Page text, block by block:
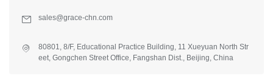
sales@grace-chn.com
80801, 8/F, Educational Practice Building, 11 Xueyuan North Str
eet, Gongchen Street Office, Fangshan Dist., Beijing, China